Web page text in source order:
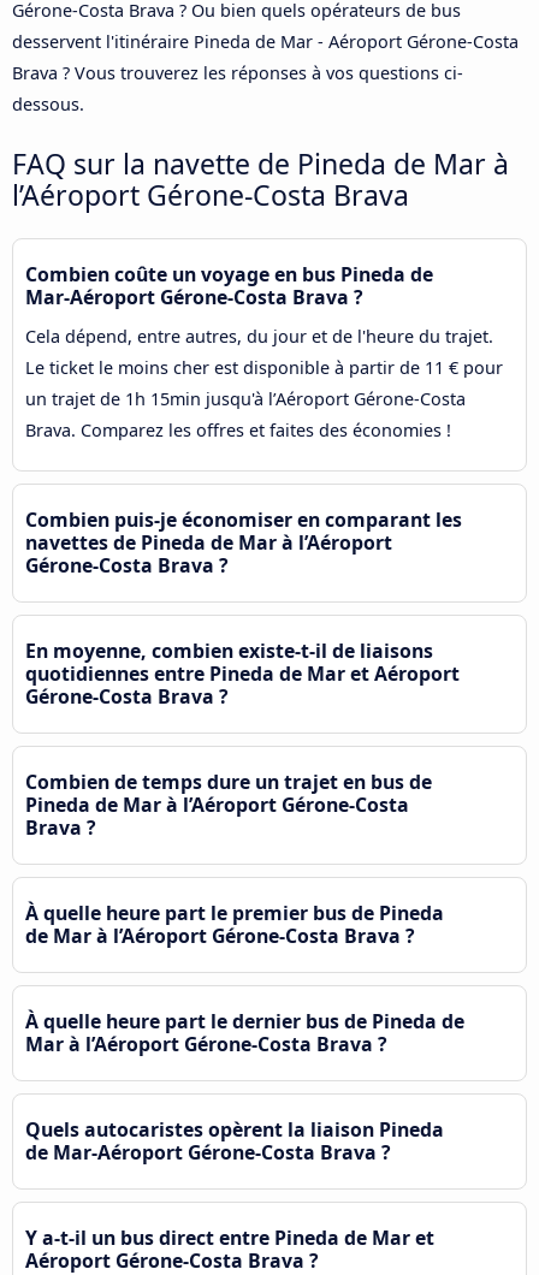
Gérone-Costa Brava ? Ou bien quels opérateurs de bus
desservent l'itinéraire Pineda de Mar - Aéroport Gérone-Costa
Brava ? Vous trouverez les réponses à vos questions ci-
dessous.
FAQ sur la navette de Pineda de Mar à
l’Aéroport Gérone-Costa Brava
Combien coûte un voyage en bus Pineda de
Mar-Aéroport Gérone-Costa Brava ?
Cela dépend, entre autres, du jour et de l'heure du trajet.
Le ticket le moins cher est disponible à partir de 11 € pour
un trajet de 1h 15min jusqu'à l’Aéroport Gérone-Costa
Brava. Comparez les offres et faites des économies !
Combien puis-je économiser en comparant les
navettes de Pineda de Mar à l’Aéroport
Gérone-Costa Brava ?
En moyenne, combien existe-t-il de liaisons
quotidiennes entre Pineda de Mar et Aéroport
Gérone-Costa Brava ?
Combien de temps dure un trajet en bus de
Pineda de Mar à l’Aéroport Gérone-Costa
Brava ?
À quelle heure part le premier bus de Pineda
de Mar à l’Aéroport Gérone-Costa Brava ?
À quelle heure part le dernier bus de Pineda de
Mar à l’Aéroport Gérone-Costa Brava ?
Quels autocaristes opèrent la liaison Pineda
de Mar-Aéroport Gérone-Costa Brava ?
Y a-t-il un bus direct entre Pineda de Mar et
Aéroport Gérone-Costa Brava ?